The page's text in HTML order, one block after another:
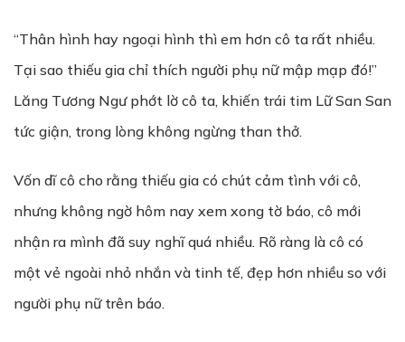
“Thân hình hay ngoại hình thì em hơn cô ta rất nhiều.
Tại sao thiếu gia chỉ thích người phụ nữ mập mạp đó!”
Lăng Tương Ngư phớt lờ cô ta, khiến trái tim Lữ San San
tức giận, trong lòng không ngừng than thở.
Vốn dĩ cô cho rằng thiếu gia có chút cảm tình với cô,
nhưng không ngờ hôm nay xem xong tờ báo, cô mới
nhận ra mình đã suy nghĩ quá nhiều. Rõ ràng là cô có
một vẻ ngoài nhỏ nhắn và tinh tế, đẹp hơn nhiều so với
người phụ nữ trên báo.